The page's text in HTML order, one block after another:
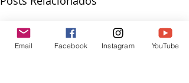
Email Facebook Instagram YouTube